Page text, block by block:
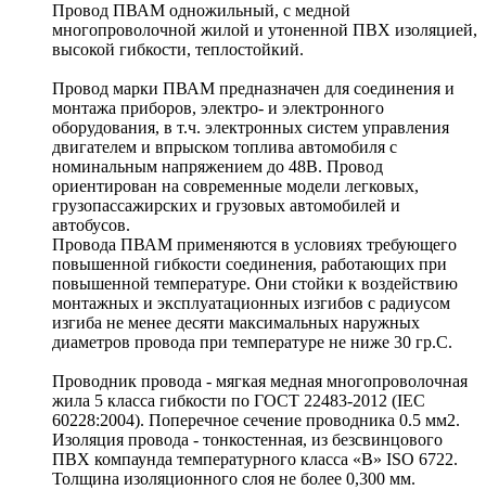
Провод ПВАМ одножильный, с медной
многопроволочной жилой и утоненной ПВХ изоляцией,
высокой гибкости, теплостойкий.
Провод марки ПВАМ предназначен для соединения и
монтажа приборов, электро- и электронного
оборудования, в т.ч. электронных систем управления
двигателем и впрыском топлива автомобиля с
номинальным напряжением до 48В. Провод
ориентирован на современные модели легковых,
грузопассажирских и грузовых автомобилей и
автобусов.
Провода ПВАМ применяются в условиях требующего
повышенной гибкости соединения, работающих при
повышенной температуре. Они стойки к воздействию
монтажных и эксплуатационных изгибов с радиусом
изгиба не менее десяти максимальных наружных
диаметров провода при температуре не ниже 30 гр.С.
Проводник провода - мягкая медная многопроволочная
жила 5 класса гибкости по ГОСТ 22483-2012 (IEC
60228:2004). Поперечное сечение проводника 0.5 мм2.
Изоляция провода - тонкостенная, из безсвинцового
ПВХ компаунда температурного класса «B» ISO 6722.
Толщина изоляционного слоя не более 0,300 мм.